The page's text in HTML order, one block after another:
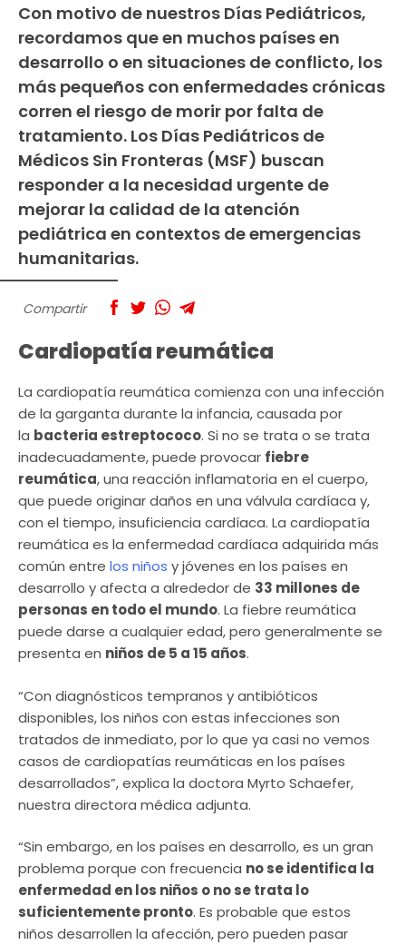
Con motivo de nuestros Días Pediátricos,
recordamos que en muchos países en
desarrollo o en situaciones de conflicto, los
más pequeños con enfermedades crónicas
corren el riesgo de morir por falta de
tratamiento. Los Días Pediátricos de
Médicos Sin Fronteras (MSF) buscan
responder a la necesidad urgente de
mejorar la calidad de la atención
pediátrica en contextos de emergencias
humanitarias.
Compartir
Cardiopatía reumática
La cardiopatía reumática comienza con una infección
de la garganta durante la infancia, causada por
la bacteria estreptococo. Si no se trata o se trata
inadecuadamente, puede provocar fiebre
reumática, una reacción inflamatoria en el cuerpo,
que puede originar daños en una válvula cardíaca y,
con el tiempo, insuficiencia cardíaca. La cardiopatía
reumática es la enfermedad cardíaca adquirida más
común entre los niños y jóvenes en los países en
desarrollo y afecta a alrededor de 33 millones de
personas en todo el mundo. La fiebre reumática
puede darse a cualquier edad, pero generalmente se
presenta en niños de 5 a 15 años.
“Con diagnósticos tempranos y antibióticos
disponibles, los niños con estas infecciones son
tratados de inmediato, por lo que ya casi no vemos
casos de cardiopatías reumáticas en los países
desarrollados”, explica la doctora Myrto Schaefer,
nuestra directora médica adjunta.
“Sin embargo, en los países en desarrollo, es un gran
problema porque con frecuencia no se identifica la
enfermedad en los niños o no se trata lo
suficientemente pronto. Es probable que estos
niños desarrollen la afección, pero pueden pasar